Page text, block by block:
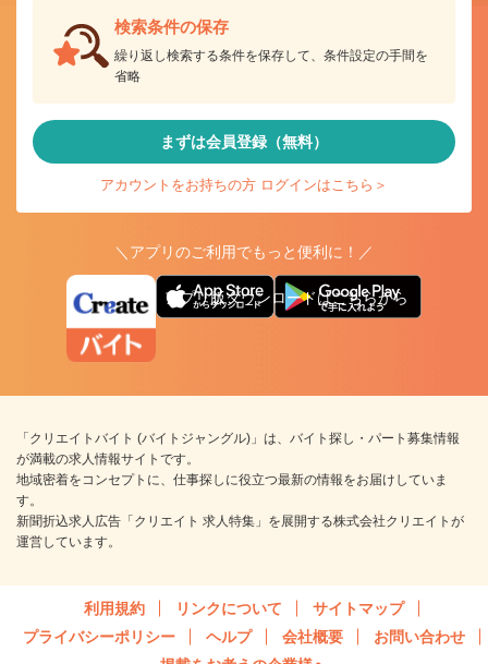
検索条件の保存
繰り返し検索する条件を保存して、条件設定の手間を
省略
まずは会員登録（無料）
アカウントをお持ちの方 ログインはこちら＞
＼アプリのご利用でもっと便利に！／
アプリ版ダウンロードはこちらから
「クリエイトバイト (バイトジャングル)」は、バイト探し・パート募集情報
が満載の求人情報サイトです。
地域密着をコンセプトに、仕事探しに役立つ最新の情報をお届けしていま
す。
新聞折込求人広告「クリエイト 求人特集」を展開する株式会社クリエイトが
運営しています。
利用規約 リンクについて
サイトマップ
プライバシーポリシー
ヘルプ 会社概要
お問い合わせ